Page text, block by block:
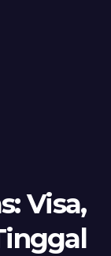
Visa,